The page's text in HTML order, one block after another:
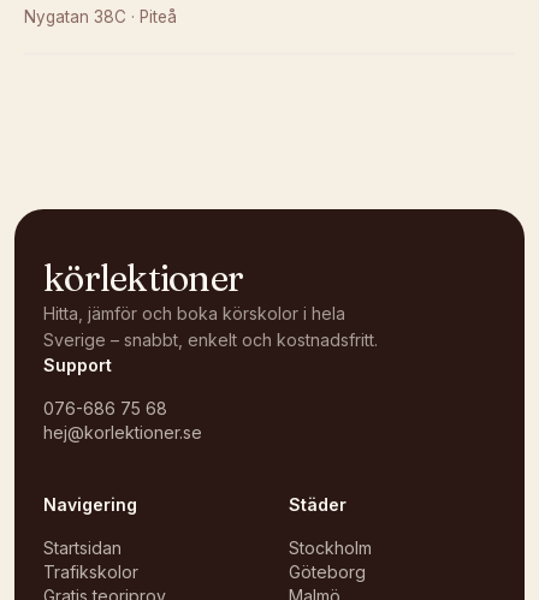
Nygatan 38C · Piteå
körlektioner
Hitta, jämför och boka körskolor i hela
Sverige – snabbt, enkelt och kostnadsfritt.
Support
076-686 75 68
hej@korlektioner.se
Navigering
Startsidan
Trafikskolor
Gratis teoriprov
Städer
Stockholm
Göteborg
Malmö